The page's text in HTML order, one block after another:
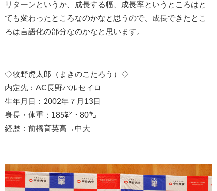
リターンというか、成長する幅、成長率というところはと
ても変わったところなのかなと思うので、成長できたとこ
ろは言語化の部分なのかなと思います。
◇牧野虎太郎（まきのこたろう）◇
内定先：AC長野パルセイロ
生年月日：2002年７月13日
身長・体重：185㌢・80㌔
経歴：前橋育英高→中大